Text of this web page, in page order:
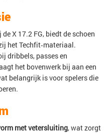
X 17.2 FG, biedt de schoen
het Techfit‑materiaal.
dribbels, passes en
het bovenwerk bij aan een
belangrijk is voor spelers die
met vetersluiting, wat zorgt